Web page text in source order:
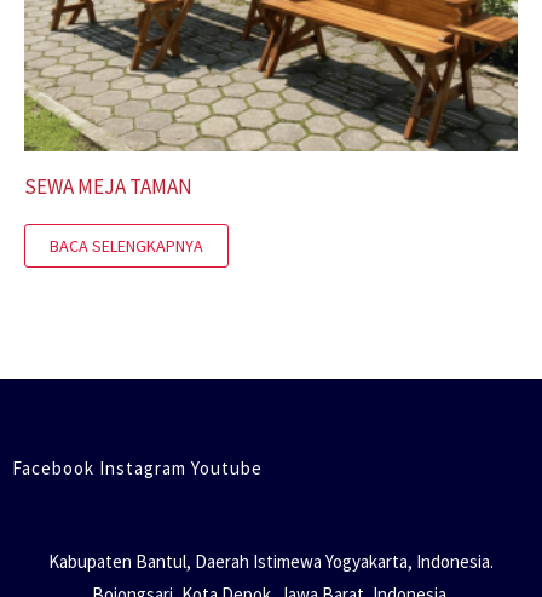
SEWA MEJA TAMAN
BACA SELENGKAPNYA
Facebook Instagram Youtube
Kabupaten Bantul, Daerah Istimewa Yogyakarta, Indonesia.